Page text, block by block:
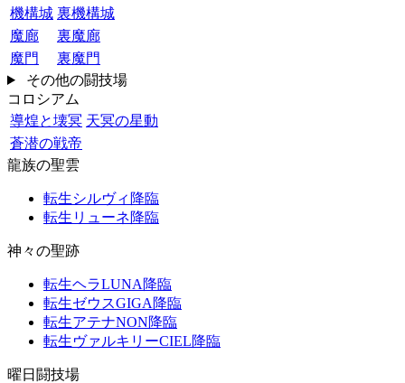
機構城 裏機構城
魔廊
裏魔廊
魔門
裏魔門
その他の闘技場
コロシアム
導煌と壊冥 天冥の星動
蒼潜の戦帝
龍族の聖雲
転生シルヴィ降臨
転生リューネ降臨
神々の聖跡
転生ヘラLUNA降臨
転生ゼウスGIGA降臨
転生アテナNON降臨
転生ヴァルキリーCIEL降臨
曜日闘技場